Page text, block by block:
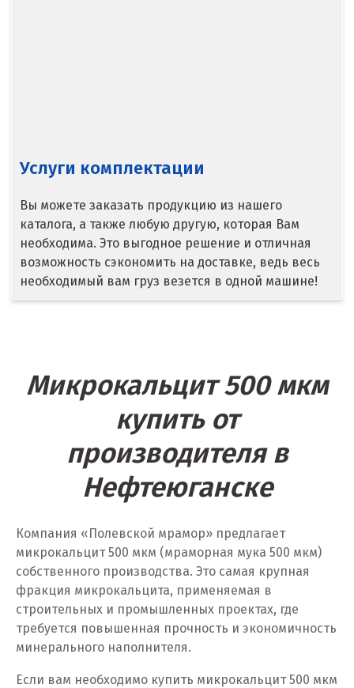
Тверь
Тобольск
Тольятти
Тула
Ульяновск
Урай
Уфа
Учалы
Ф
Фрязино
Услуги комплектации
Вы можете заказать продукцию из нашего
каталога, а также любую другую, которая Вам
необходима. Это выгодное решение и отличная
возможность сэкономить на доставке, ведь весь
необходимый вам груз везется в одной машине!
Микрокальцит 500 мкм
купить от
производителя в
Нефтеюганске
Компания «Полевской мрамор» предлагает
микрокальцит 500 мкм (мраморная мука 500 мкм)
собственного производства. Это самая крупная
фракция микрокальцита, применяемая в
строительных и промышленных проектах, где
требуется повышенная прочность и экономичность
минерального наполнителя.
Если вам необходимо купить микрокальцит 500 мкм